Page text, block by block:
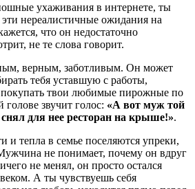
ухаживания в интернете, ты
нереалистичные ожидания на
что он недостаточно
не те слова говорит.
верным, заботливым. Он может
тебя уставшую с работы,
твои любимые пирожные по
звучит голос: «А вот муж той
для нее ресторан на крыше!».
и тепла в семье поселяются упреки,
не понимает, почему он вдруг
не менял, он просто остался
А ты чувствуешь себя